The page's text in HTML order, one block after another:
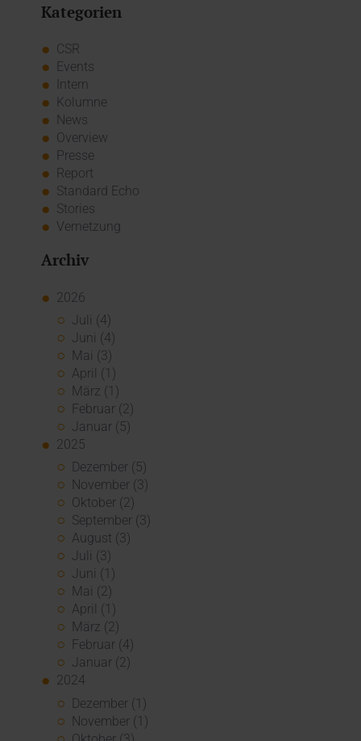
Kategorien
CSR
Events
Intern
Kolumne
News
Overview
Presse
Report
Standard Echo
Stories
Vernetzung
Archiv
2026
Juli (4)
Juni (4)
Mai (3)
April (1)
März (1)
Februar (2)
Januar (5)
2025
Dezember (5)
November (3)
Oktober (2)
September (3)
August (3)
Juli (3)
Juni (1)
Mai (2)
April (1)
März (2)
Februar (4)
Januar (2)
2024
Dezember (1)
November (1)